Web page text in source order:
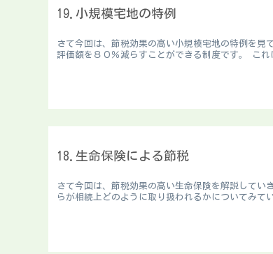
19.小規模宅地の特例
さて今回は、節税効果の高い小規模宅地の特例を
評価額を８０％減らすことができる制度です。 こ
18.生命保険による節税
さて今回は、節税効果の高い生命保険を解説して
らが相続上どのように取り扱われるかについてみ